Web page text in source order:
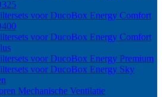
voor DucoBox Energy Comfort
voor DucoBox Energy Comfort
voor DucoBox Energy Premium
voor DucoBox Energy Sky
Mechanische Ventilatie